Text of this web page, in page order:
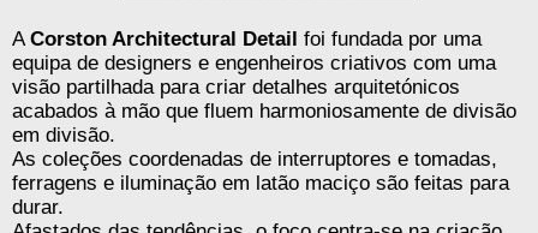
A Corston Architectural Detail foi fundada por uma
equipa de designers e engenheiros criativos com uma
visão partilhada para criar detalhes arquitetónicos
acabados à mão que fluem harmoniosamente de divisão
em divisão.
As coleções coordenadas de interruptores e tomadas,
ferragens e iluminação em latão maciço são feitas para
durar.